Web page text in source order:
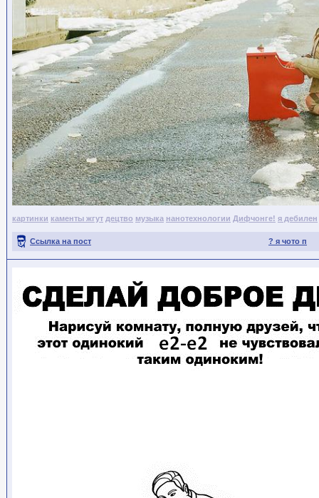
картинки каменты жгут децтво музыка нанотехнологии Дифчонге! я дебилен
? я чото п
Ссылка на пост